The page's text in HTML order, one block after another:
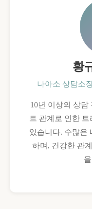
황
나아소 상담소
10년 이상의 상담
트 관계로 인한
있습니다. 수많은
하며, 건강한 관